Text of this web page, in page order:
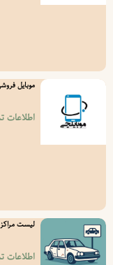
موبایل
اطلاعات
لیست
اطلاعات